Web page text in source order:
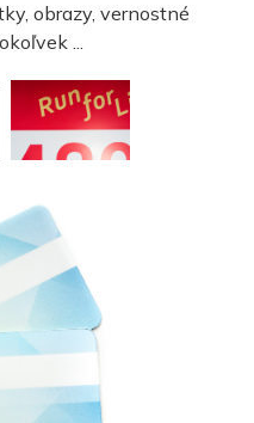
obrazy, vernostné
...